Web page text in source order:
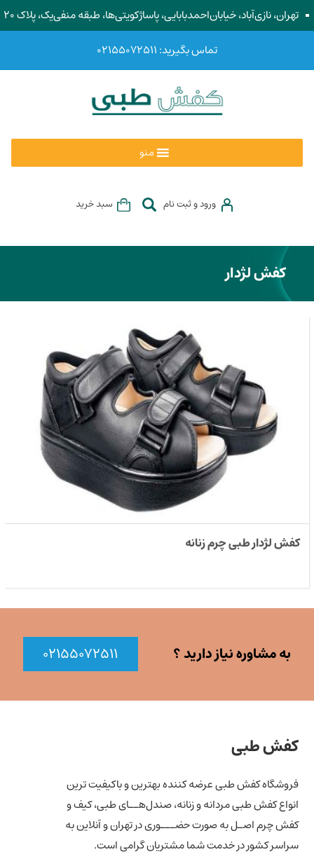
تهران، نازی‌آباد، خیابان‌احمد‌بابایی، پاساژ‌کویتی‌ها، طبقه منفی‌یک، پلاک ۲۰
تماس بگیرید: ۰۲۱۵۵۰۷۲۵۱۱
منو
ورود و ثبت نام سبد خرید
کفش لژدار
کفش لژدار طبی چرم زنانه
به مشاوره نیاز دارید ؟ ۰۲۱۵۵۰۷۲۵۱۱
کفش طبی
فروشگاه کفش طبی عرضه کننده بهترین و باکیفیت ترین
انواع کفش‌ طبی مردانه و زنانه، صندل‌هــای طبی، کیف و
کفش چرم اصـل به صورت حضـــوری در تهران و آنلاین به
سراسر کشور در خدمت شما مشتریان گرامی است.